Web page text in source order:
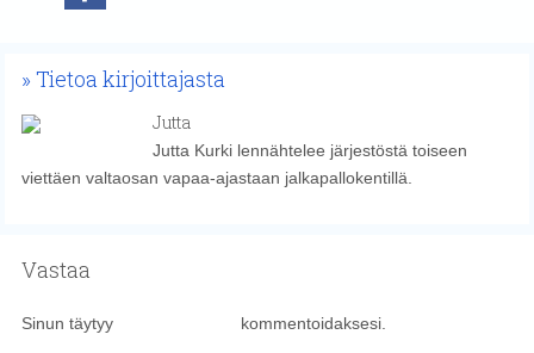
Tietoa kirjoittajasta
Jutta
Jutta Kurki lennähtelee järjestöstä toiseen
viettäen valtaosan vapaa-ajastaan jalkapallokentillä.
Vastaa
Sinun täytyy kommentoidaksesi.